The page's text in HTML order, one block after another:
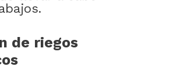
de riegos